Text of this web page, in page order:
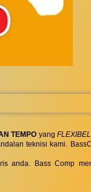
TEMPO yangFLEXIBEL
teknisi kami.
anda. Bass Comp